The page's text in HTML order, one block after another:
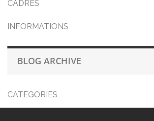
CADRES
INFORMATIONS
BLOG ARCHIVE
CATEGORIES